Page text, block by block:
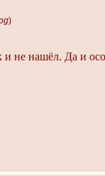
)
не нашёл. Да и